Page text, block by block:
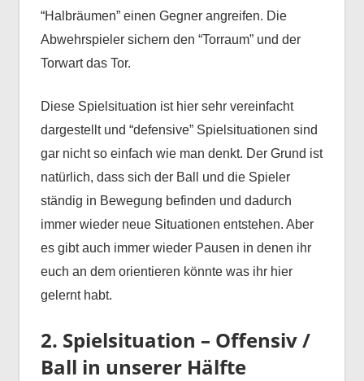
“Halbräumen” einen Gegner angreifen. Die
Abwehrspieler sichern den “Torraum” und der
Torwart das Tor.
Diese Spielsituation ist hier sehr vereinfacht
dargestellt und “defensive” Spielsituationen sind
gar nicht so einfach wie man denkt. Der Grund ist
natürlich, dass sich der Ball und die Spieler
ständig in Bewegung befinden und dadurch
immer wieder neue Situationen entstehen. Aber
es gibt auch immer wieder Pausen in denen ihr
euch an dem orientieren könnte was ihr hier
gelernt habt.
2. Spielsituation – Offensiv /
Ball in unserer Hälfte